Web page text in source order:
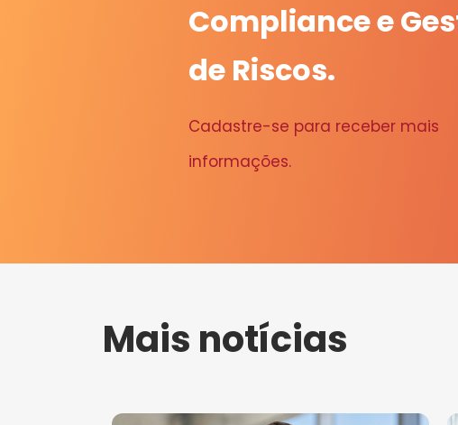
Compliance e
de Riscos.
Cadastre-se para receber mais
informações.
Mais notícias